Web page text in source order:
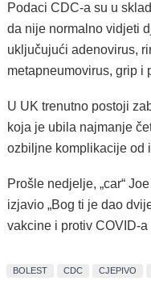
Podaci CDC-a su u
da nije normalno vidjeti
uključujući adenovirus,
metapneumovirus, grip i
U UK trenutno postoji
koja je ubila najmanje
ozbiljne komplikacije od
Prošle nedjelje, „car“
izjavio „Bog ti je dao
vakcine i protiv COVID-a
BOLEST CDC CJEPIVO